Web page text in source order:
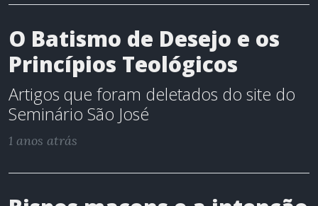
O Batismo de Desejo e os
Princípios Teológicos
Artigos que foram deletados do site do
Seminário São José
1 anos atrás